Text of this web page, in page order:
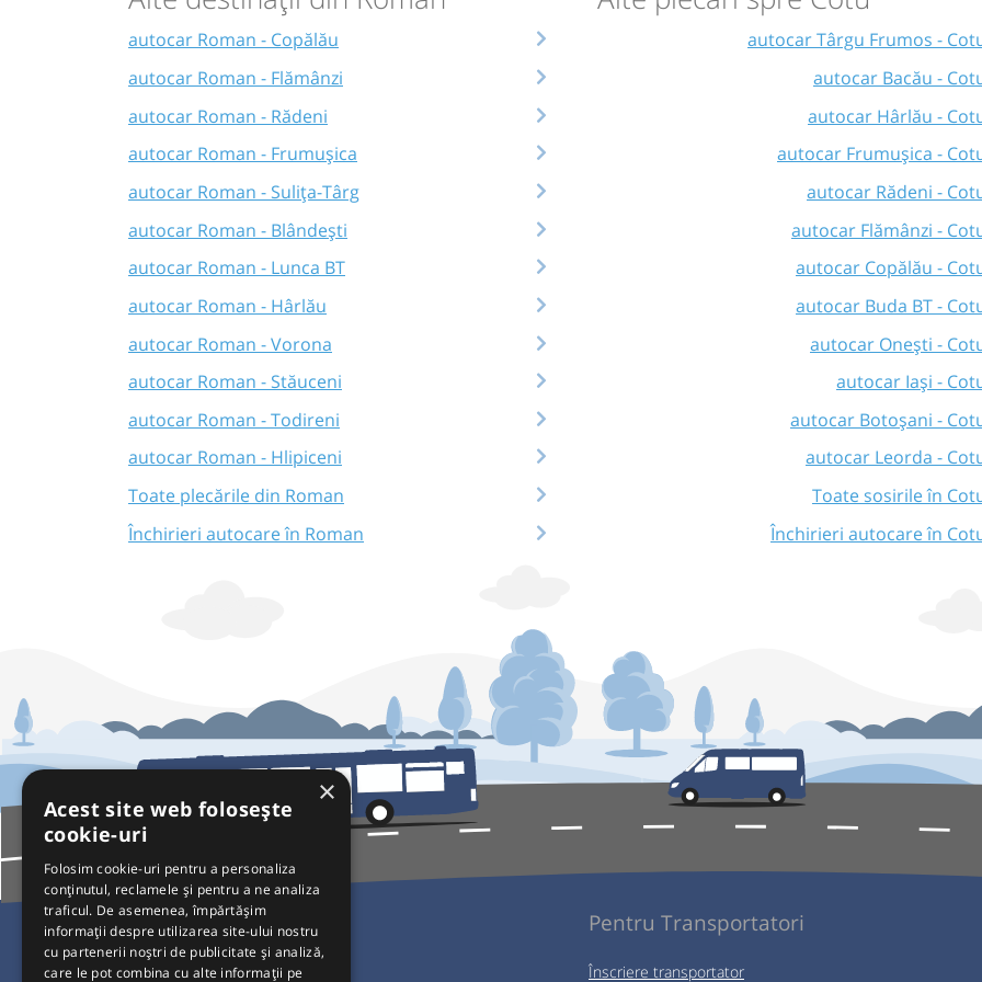
autocar Roman - Copălău
autocar Roman - Flămânzi
autocar Roman - Rădeni
autocar Roman - Frumușica
autocar Roman - Sulița-Târg
autocar Roman - Blândești
autocar Roman - Lunca BT
autocar Roman - Hârlău
autocar Roman - Vorona
autocar Roman - Stăuceni
autocar Roman - Todireni
autocar Roman - Hlipiceni
Toate plecările din Roman
Închirieri autocare în Roman
autocar Târgu Frumos -
autocar Bacău -
autocar Hârlău -
autocar Frumușica -
autocar Rădeni -
autocar Flămânzi -
autocar Copălău -
autocar Buda BT -
autocar Onești -
autocar Iași -
autocar Botoșani -
autocar Leorda -
Toate sosirile în
Închirieri autocare în
Pentru Călători
Curse autobuz
Pentru Transportatori
Înscriere transportator
×
Acest site web folosește
cookie-uri
Folosim cookie-uri pentru a personaliza
conținutul, reclamele și pentru a ne analiza
traficul. De asemenea, împărtășim
informații despre utilizarea site-ului nostru
cu partenerii noștri de publicitate și analiză,
care le pot combina cu alte informații pe